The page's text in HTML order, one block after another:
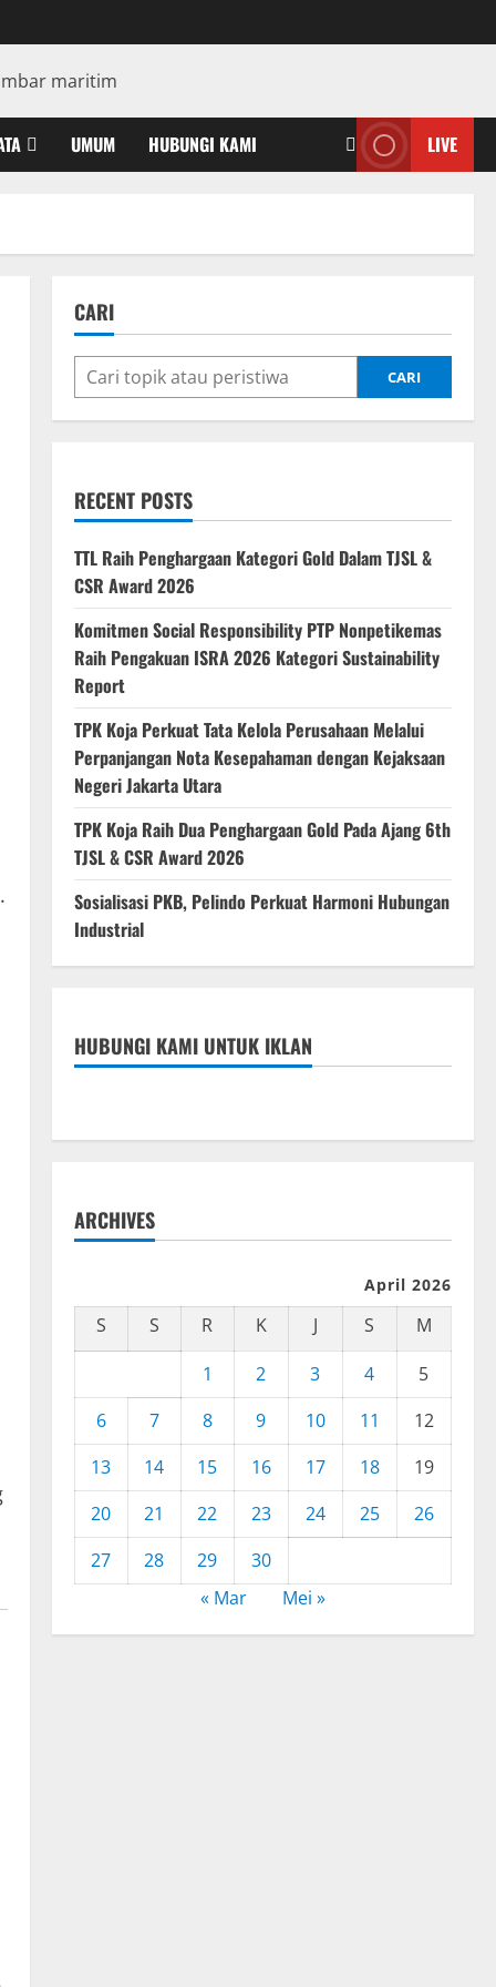
UMUM HUBUNGI KAMI LIVE
CARI
CARI
RECENT POSTS
TTL Raih Penghargaan Kategori Gold Dalam TJSL &
CSR Award 2026
Komitmen Social Responsibility PTP Nonpetikemas
Raih Pengakuan ISRA 2026 Kategori Sustainability
Report
TPK Koja Perkuat Tata Kelola Perusahaan Melalui
Perpanjangan Nota Kesepahaman dengan Kejaksaan
Negeri Jakarta Utara
TPK Koja Raih Dua Penghargaan Gold Pada Ajang 6th
TJSL & CSR Award 2026
Sosialisasi PKB, Pelindo Perkuat Harmoni Hubungan
Industrial
HUBUNGI KAMI UNTUK IKLAN
ARCHIVES
April 2026
S S R K J S
M
1
2 3 4
5
6
7 8 9 10 11
12
13
14 15 16 17 18
19
20
21 22 23 24 25
26
27
28 29
30
« Mar
Mei »